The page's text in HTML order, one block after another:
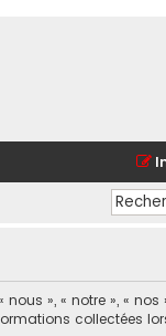
», « notre », « nos
collectées